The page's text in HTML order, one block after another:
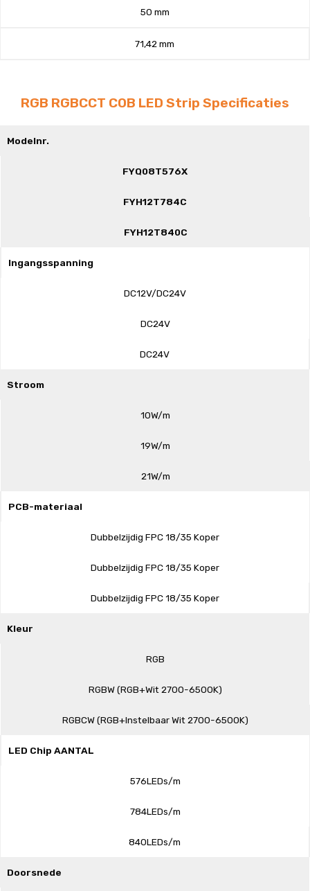
50 mm
71,42 mm
RGB RGBCCT COB LED Strip Specificaties
Modelnr.
FYQ08T576X
FYH12T784C
FYH12T840C
Ingangsspanning
DC12V/DC24V
DC24V
DC24V
Stroom
10W/m
19W/m
21W/m
PCB-materiaal
Dubbelzijdig FPC 18/35 Koper
Dubbelzijdig FPC 18/35 Koper
Dubbelzijdig FPC 18/35 Koper
Kleur
RGB
RGBW (RGB+Wit 2700-6500K)
RGBCW (RGB+Instelbaar Wit 2700-6500K)
LED Chip AANTAL
576LEDs/m
784LEDs/m
840LEDs/m
Doorsnede